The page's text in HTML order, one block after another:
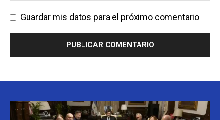
Guardar mis datos para el próximo comentario